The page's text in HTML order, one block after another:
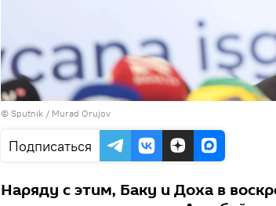
© Sputnik / Murad Orujov
Подписаться
Наряду с этим, Баку и Доха в